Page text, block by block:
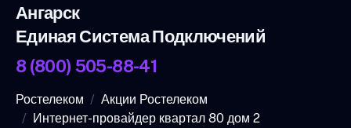
Ангарск
Единая Система Подключений
8 (800) 505-88-41
Ростелеком
Акции Ростелеком
Интернет-провайдер квартал 80 дом 2